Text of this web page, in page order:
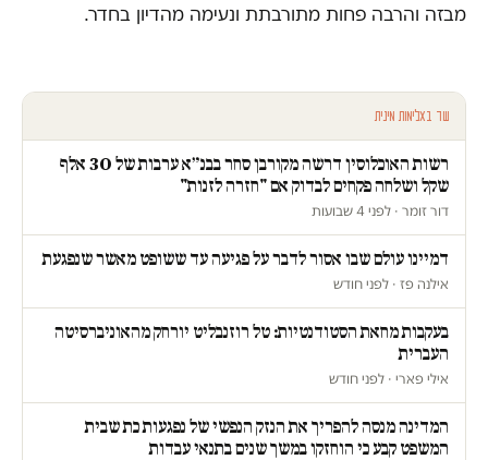
מבזה והרבה פחות מתורבתת ונעימה מהדיון בחדר.
עוד באלימות מינית
רשות האוכלוסין דרשה מקורבן סחר בבנ״א ערבות של 30 אלף
שקל ושלחה פקחים לבדוק אם "חזרה לזנות"
דור זומר · לפני 4 שבועות
דמיינו עולם שבו אסור לדבר על פגיעה עד ששופט מאשר שנפגעת
אילנה פז · לפני חודש
בעקבות מחאת הסטודנטיות: טל רוזנבליט יורחק מהאוניברסיטה
העברית
אילי פארי · לפני חודש
המדינה מנסה להפריך את הנזק הנפשי של נפגעות כת שבית
המשפט קבע כי הוחזקו במשך שנים בתנאי עבדות